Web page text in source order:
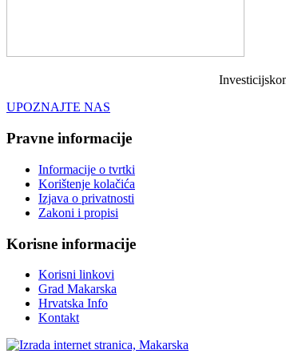
UPOZNAJTE NAS
Pravne informacije
Informacije o tvrtki
Korištenje kolačića
Izjava o privatnosti
Zakoni i propisi
Korisne informacije
Korisni linkovi
Grad Makarska
Hrvatska Info
Kontakt